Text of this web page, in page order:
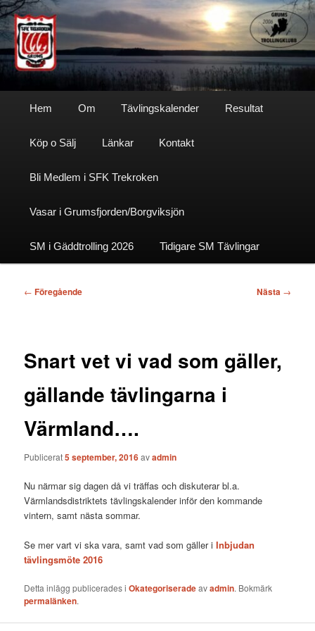
Hoppa
till
primärt
innehållSfktrekroken
Hem Om Tävlingskalender Resultat
Köp o Sälj Länkar Kontakt
Bli Medlem i SFK Trekroken
Vasar i Grumsfjorden/Borgviksjön
SM i Gäddtrolling 2026 Tidigare SM Tävlingar
Inläggsnavigering
← Föregående Nästa →
Snart vet vi vad som gäller,
gällande tävlingarna i
Värmland….
Publicerat5 september, 2016avadmin
Nu närmar sig dagen då vi träffas och diskuterar bl.a.
Värmlandsdistriktets tävlingskalender inför den kommande
vintern, samt nästa sommar.
Se mer vart vi ska vara, samt vad som gäller iInbjudan
tävlingsmöte 2016
Detta inlägg publicerades iOkategoriseradeavadmin. Bokmärk
permalänken.